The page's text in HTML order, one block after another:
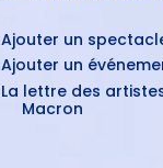
Ajouter un
Ajouter un
La lettre des
Macron